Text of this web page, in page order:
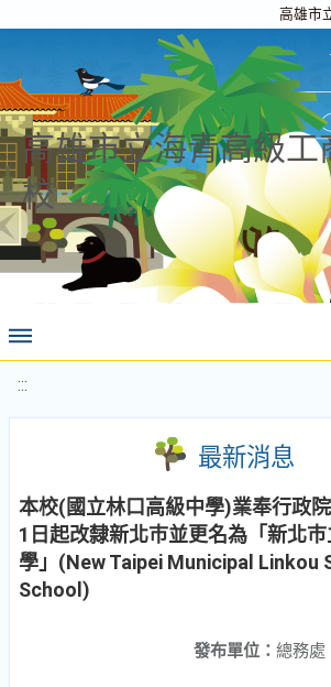
高雄市
高雄市立海青高級工
校
:::
最新消息
本校(國立林口高級中學)業奉行政
1日起改隸新北巿並更名為「新北
學」(New Taipei Municipal Linkou
School)
發布單位： 總務處